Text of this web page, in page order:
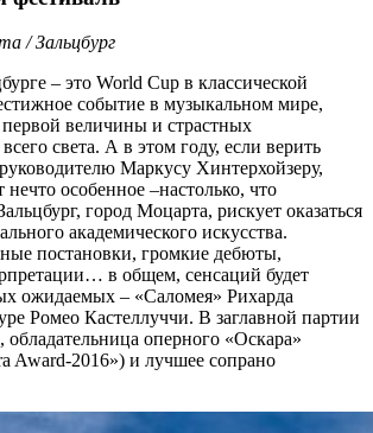
/ Зальцбург
– это World Cup в классической
событие в музыкальном мире,
величины и страстных
света. А в этом году, если верить
Маркусу Хинтерхойзеру,
нечто особенное –настолько, что
город Моцарта, рискует оказаться
академического искусства.
постановки, громкие дебюты,
в общем, сенсаций будет
ожидаемых – «Саломея» Рихарда
Ромео Кастеллуччи. В заглавной партии
оперного «Оскара»
Award‑2016») и лучшее сопрано